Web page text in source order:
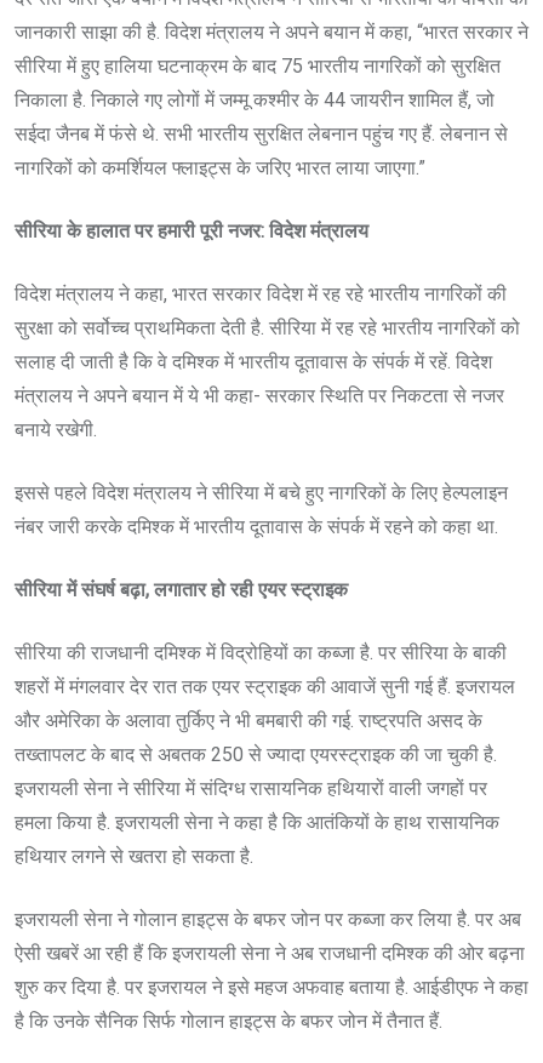
जानकारी साझा की है. विदेश मंत्रालय ने अपने बयान में कहा, “भारत सरकार ने
सीरिया में हुए हालिया घटनाक्रम के बाद 75 भारतीय नागरिकों को सुरक्षित
निकाला है. निकाले गए लोगों में जम्मू कश्मीर के 44 जायरीन शामिल हैं, जो
सईदा जैनब में फंसे थे. सभी भारतीय सुरक्षित लेबनान पहुंच गए हैं. लेबनान से
नागरिकों को कमर्शियल फ्लाइट्स के जरिए भारत लाया जाएगा.”
सीरिया के हालात पर हमारी पूरी नजर: विदेश मंत्रालय
विदेश मंत्रालय ने कहा, भारत सरकार विदेश में रह रहे भारतीय नागरिकों की
सुरक्षा को सर्वोच्च प्राथमिकता देती है. सीरिया में रह रहे भारतीय नागरिकों को
सलाह दी जाती है कि वे दमिश्क में भारतीय दूतावास के संपर्क में रहें. विदेश
मंत्रालय ने अपने बयान में ये भी कहा- सरकार स्थिति पर निकटता से नजर
बनाये रखेगी.
इससे पहले विदेश मंत्रालय ने सीरिया में बचे हुए नागरिकों के लिए हेल्पलाइन
नंबर जारी करके दमिश्क में भारतीय दूतावास के संपर्क में रहने को कहा था.
सीरिया में संघर्ष बढ़ा, लगातार हो रही एयर स्ट्राइक
सीरिया की राजधानी दमिश्क में विद्रोहियों का कब्जा है. पर सीरिया के बाकी
शहरों में मंगलवार देर रात तक एयर स्ट्राइक की आवाजें सुनी गई हैं. इजरायल
और अमेरिका के अलावा तुर्किए ने भी बमबारी की गई. राष्ट्रपति असद के
तख्तापलट के बाद से अबतक 250 से ज्यादा एयरस्ट्राइक की जा चुकी है.
इजरायली सेना ने सीरिया में संदिग्ध रासायनिक हथियारों वाली जगहों पर
हमला किया है. इजरायली सेना ने कहा है कि आतंकियों के हाथ रासायनिक
हथियार लगने से खतरा हो सकता है.
इजरायली सेना ने गोलान हाइट्स के बफर जोन पर कब्जा कर लिया है. पर अब
ऐसी खबरें आ रही हैं कि इजरायली सेना ने अब राजधानी दमिश्क की ओर बढ़ना
शुरु कर दिया है. पर इजरायल ने इसे महज अफवाह बताया है. आईडीएफ ने कहा
है कि उनके सैनिक सिर्फ गोलान हाइट्स के बफर जोन में तैनात हैं.